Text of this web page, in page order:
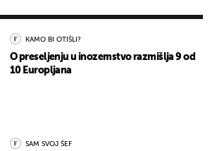
KAMO BI OTIŠLI?
O preseljenju u inozemstvo razmišlja 9 od
10 Europljana
SAM SVOJ ŠEF